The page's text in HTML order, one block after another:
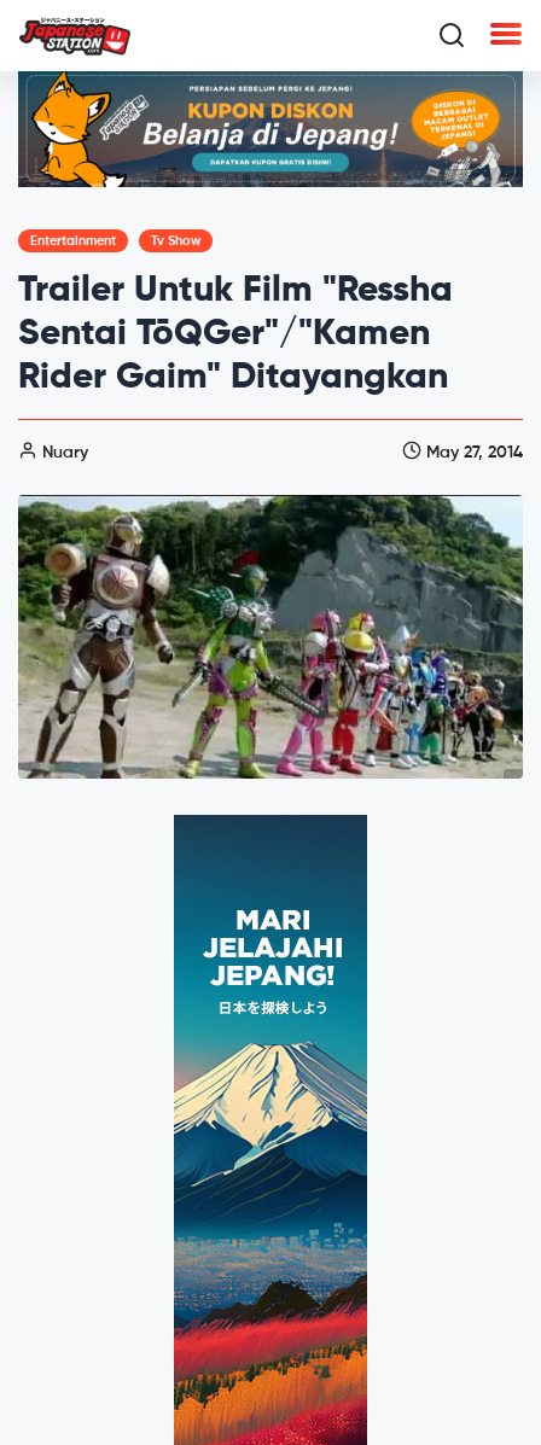
Entertainment Tv Show
Trailer Untuk Film "Ressha
Sentai TōQGer"/"Kamen
Rider Gaim" Ditayangkan
Nuary May 27, 2014